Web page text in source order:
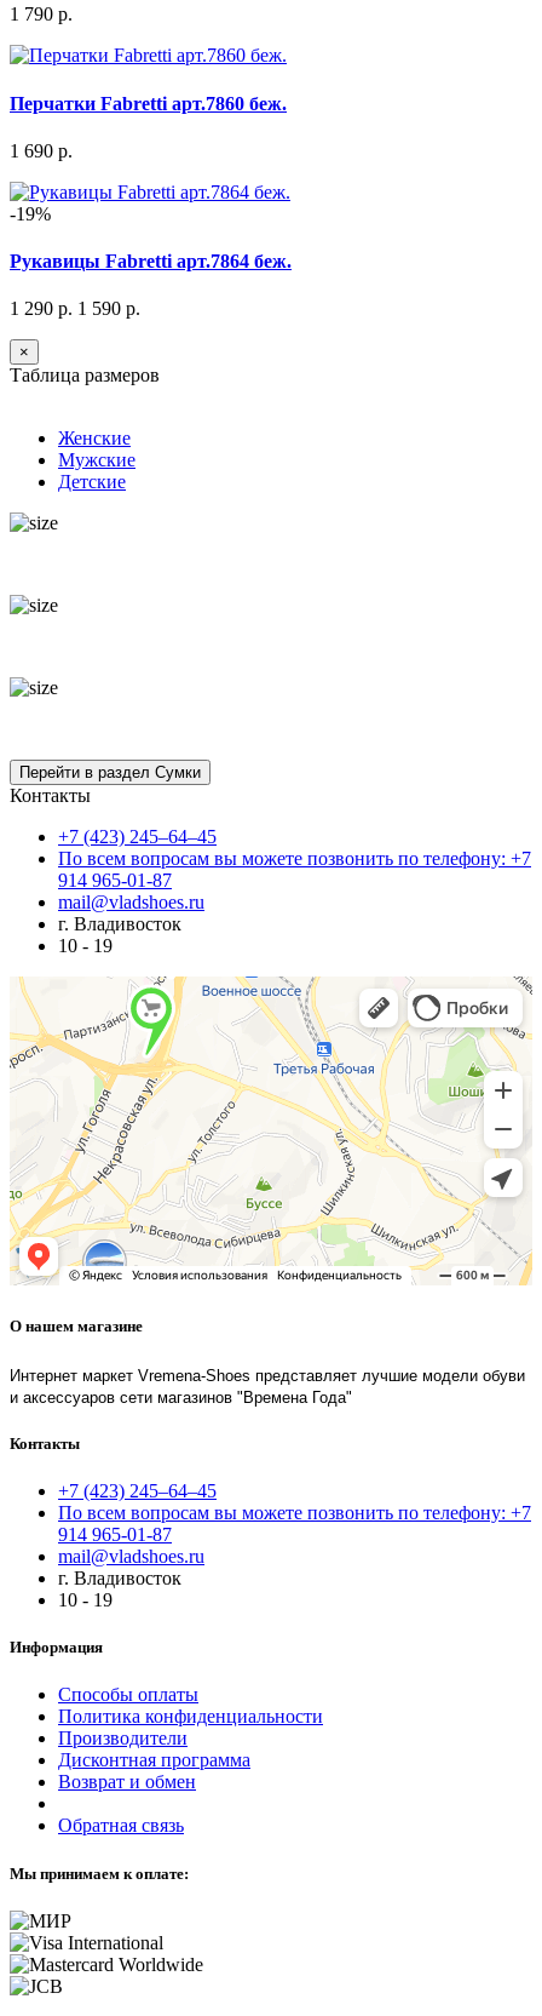
1 790 р.
Перчатки Fabretti арт.7860 беж.
1 690 р.
-19%
Рукавицы Fabretti арт.7864 беж.
1 290 р. 1 590 р.
×
Таблица размеров
Женские
Мужские
Детские
Контакты
+7 (423) 245–64–45
По всем вопросам вы можете позвонить по телефону: +7
914 965-01-87
mail@vladshoes.ru
г. Владивосток
10 - 19
О нашем магазине
Интернет маркет Vremena-Shoes представляет лучшие модели обуви
и аксессуаров сети магазинов "Времена Года"
Контакты
+7 (423) 245–64–45
По всем вопросам вы можете позвонить по телефону: +7
914 965-01-87
mail@vladshoes.ru
г. Владивосток
10 - 19
Информация
Способы оплаты
Политика конфиденциальности
Производители
Дисконтная программа
Возврат и обмен
Обратная связь
Мы принимаем к оплате: